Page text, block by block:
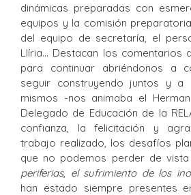
dinámicas preparadas con
equipos y la comisión
del equipo de secretaría, el
Llíria… Destacan los comentarios
para continuar abriéndonos a
seguir construyendo juntos y a
mismos -nos animaba el
Delegado de Educación de la
confianza, la felicitación y
trabajo realizado, los desafíos
que no podemos perder de vista
periferias, el sufrimiento de los
han estado siempre presentes